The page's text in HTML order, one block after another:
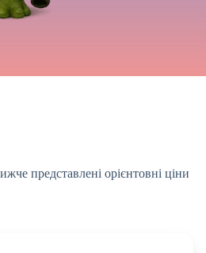
представлені орієнтовні ціни